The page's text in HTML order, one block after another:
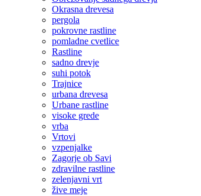
Okrasna drevesa
pergola
pokrovne rastline
pomladne cvetlice
Rastline
sadno drevje
suhi potok
Trajnice
urbana drevesa
Urbane rastline
visoke grede
vrba
Vrtovi
vzpenjalke
Zagorje ob Savi
zdravilne rastline
zelenjavni vrt
žive meje